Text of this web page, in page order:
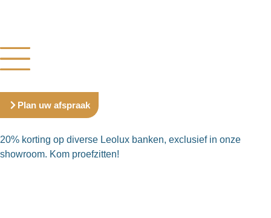
Plan uw afspraak
20% korting op diverse Leolux banken, exclusief in onze
showroom. Kom proefzitten!